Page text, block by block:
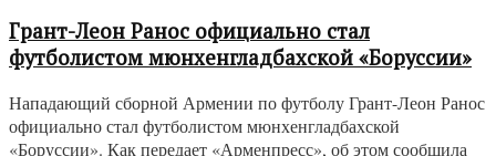
Грант-Леон Ранос официально стал
футболистом мюнхенгладбахской «Боруссии»
Нападающий сборной Армении по футболу Грант-Леон Ранос
официально стал футболистом мюнхенгладбахской
«Боруссии». Как передает «Арменпресс», об этом сообщила